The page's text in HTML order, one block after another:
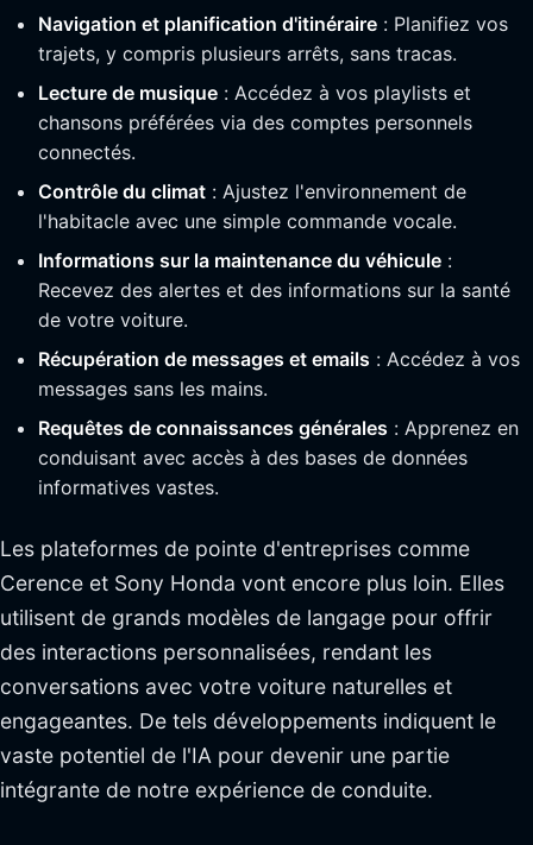
Navigation et planification d'itinéraire : Planifiez vos
trajets, y compris plusieurs arrêts, sans tracas.
Lecture de musique : Accédez à vos playlists et
chansons préférées via des comptes personnels
connectés.
Contrôle du climat : Ajustez l'environnement de
l'habitacle avec une simple commande vocale.
Informations sur la maintenance du véhicule :
Recevez des alertes et des informations sur la santé
de votre voiture.
Récupération de messages et emails : Accédez à vos
messages sans les mains.
Requêtes de connaissances générales : Apprenez en
conduisant avec accès à des bases de données
informatives vastes.
Les plateformes de pointe d'entreprises comme
Cerence et Sony Honda vont encore plus loin. Elles
utilisent de grands modèles de langage pour offrir
des interactions personnalisées, rendant les
conversations avec votre voiture naturelles et
engageantes. De tels développements indiquent le
vaste potentiel de l'IA pour devenir une partie
intégrante de notre expérience de conduite.